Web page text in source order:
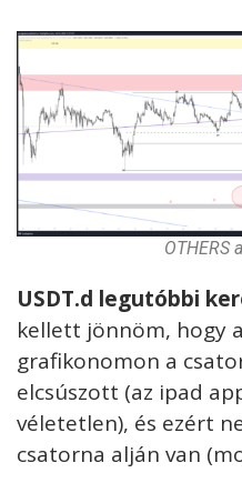
OTHERS
USDT.d legutóbbi
kellett jönnöm, hogy
grafikonomon a
elcsúszott (az ipad
véletetlen), és ezért
csatorna alján van